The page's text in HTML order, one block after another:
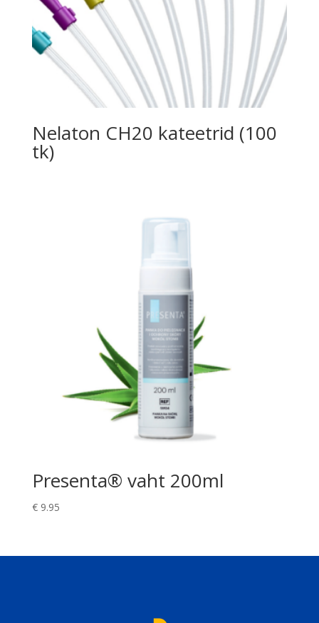
Nelaton CH20 kateetrid (100
tk)
Presenta® vaht 200ml
€9.95